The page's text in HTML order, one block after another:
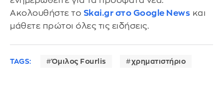
Ακολουθήστε το Skai.gr στο Google News και
μάθετε πρώτοι όλες τις ειδήσεις.
TAGS: Όμιλος Fourlis χρηματιστήριο